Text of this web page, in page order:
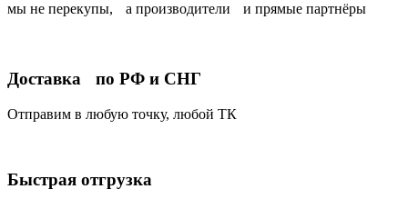
мы не перекупы, а производители и прямые партнёры
Доставка по РФ и СНГ
Отправим в любую точку, любой ТК
Быстрая отгрузка